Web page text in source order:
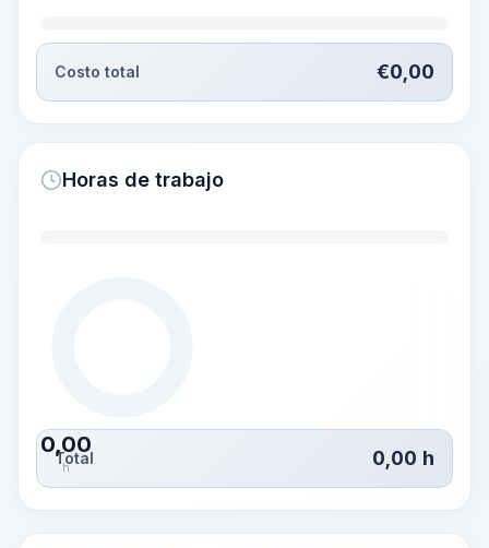
Costo total €0,00
Horas de trabajo
0,00
h
Total 0,00 h